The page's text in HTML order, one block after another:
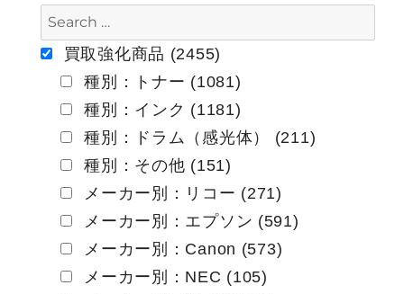
ー
買取強化商品 (2455)
種別：トナー (1081)
種別：インク (1181)
種別：ドラム（感光体） (211)
種別：その他 (151)
メーカー別：リコー (271)
メーカー別：エプソン (591)
メーカー別：Canon (573)
メーカー別：NEC (105)